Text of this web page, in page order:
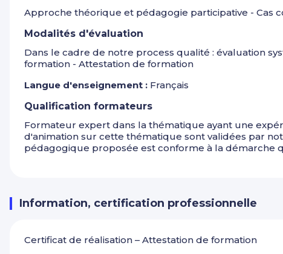
Correction des erreurs courantes.
Evaluation des acquis:
Contrôle de la qualité des poses.
Feedback individualisé.
Conseils pour démarrer son activité:
Approche théorique et pédagogie participative - Cas
Modalités d'évaluation
Dans le cadre de notre process qualité : évaluation
formation - Attestation de formation
Langue d'enseignement : Français
Qualification formateurs
Formateur expert dans la thématique ayant une
d'animation sur cette thématique sont validées par
pédagogique proposée est conforme à la démarche
Information, certification professionnelle
Certificat de réalisation – Attestation de formation